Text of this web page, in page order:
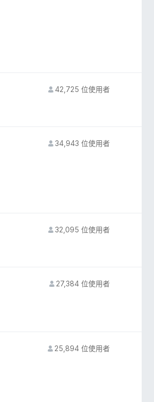
42,725 位使用者
34,943 位使用者
32,095 位使用者
27,384 位使用者
25,894 位使用者